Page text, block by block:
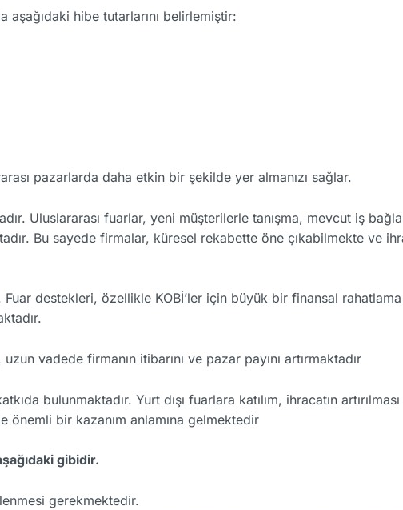
aşağıdaki hibe tutarlarını belirlemiştir:
pazarlarda daha etkin bir şekilde yer almanızı sağlar.
Uluslararası fuarlar, yeni müşterilerle tanışma, mevcut iş
Bu sayede firmalar, küresel rekabette öne çıkabilmekte ve
destekleri, özellikle KOBİ’ler için büyük bir finansal rahatlama
vadede firmanın itibarını ve pazar payını artırmaktadır
bulunmaktadır. Yurt dışı fuarlara katılım, ihracatın
önemli bir kazanım anlamına gelmektedir
gibidir.
gerekmektedir.